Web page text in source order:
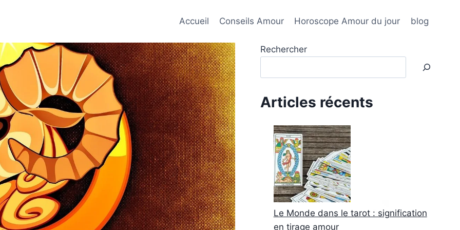
Accueil Conseils Amour Horoscope Amour du jour blog
Rechercher
Articles récents
Le Monde dans le tarot : signification
en tirage amour